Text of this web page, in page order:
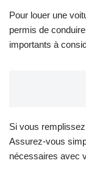
Pour louer une
permis de
importants à
Si vous
Assurez-vous
nécessaires avec